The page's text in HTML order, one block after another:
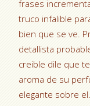
frases
truco infalible
bien que se ve.
detallista
creible dile que
aroma de su
elegante sobre